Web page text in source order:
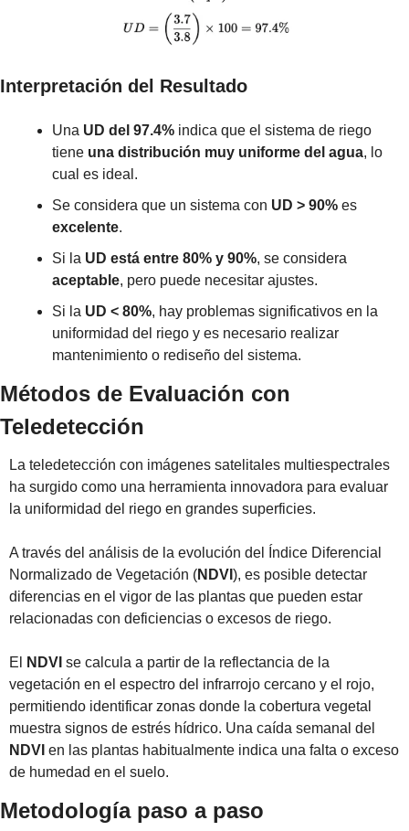
Interpretación del Resultado
Una UD del 97.4% indica que el sistema de riego
tiene una distribución muy uniforme del agua, lo
cual es ideal.
Se considera que un sistema con UD > 90%
excelente.
Si la UD está entre 80% y 90%
aceptable, pero puede necesitar ajustes.
Si la UD < 80%, hay problemas significativos en la
uniformidad del riego y es necesario realizar
mantenimiento o rediseño del sistema.
Métodos de Evaluación con
Teledetección
La teledetección con imágenes satelitales multiespectrales
ha surgido como una herramienta innovadora para evaluar
la uniformidad del riego en grandes superficies.
A través del análisis de la evolución del Índice Diferencial
Normalizado de Vegetación (NDVI ), es posible detectar
diferencias en el vigor de las plantas que pueden estar
relacionadas con deficiencias o excesos de riego.
El NDVI se calcula a partir de la reflectancia de la
vegetación en el espectro del infrarrojo cercano y el rojo,
permitiendo identificar zonas donde la cobertura vegetal
NDVI en las plantas habitualmente indica una falta o exceso
de humedad en el suelo.
Metodología paso a paso